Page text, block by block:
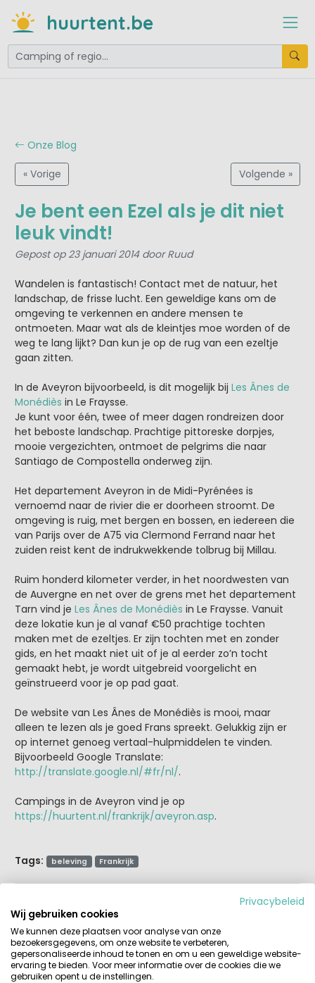
huurtent.be
Onze Blog
« Vorige Volgende »
Je bent een Ezel als je dit niet
leuk vindt!
Gepost op 23 januari 2014 door Ruud
Wandelen is fantastisch! Contact met de natuur, het
landschap, de frisse lucht. Een geweldige kans om de
omgeving te verkennen en andere mensen te
ontmoeten. Maar wat als de kleintjes moe worden of de
weg te lang lijkt? Dan kun je op de rug van een ezeltje
gaan zitten.
In de Aveyron bijvoorbeeld, is dit mogelijk bij Les Ânes de
Monédiès in Le Fraysse.
Je kunt voor één, twee of meer dagen rondreizen door
het beboste landschap. Prachtige pittoreske dorpjes,
mooie vergezichten, ontmoet de pelgrims die naar
Santiago de Compostella onderweg zijn.
Het departement Aveyron in de Midi-Pyrénées is
vernoemd naar de rivier die er doorheen stroomt. De
omgeving is ruig, met bergen en bossen, en iedereen die
van Parijs over de A75 via Clermond Ferrand naar het
zuiden reist kent de indrukwekkende tolbrug bij Millau.
Ruim honderd kilometer verder, in het noordwesten van
de Auvergne en net over de grens met het departement
Tarn vind je Les Ânes de Monédiès in Le Fraysse. Vanuit
deze lokatie kun je al vanaf €50 prachtige tochten
maken met de ezeltjes. Er zijn tochten met en zonder
gids, en het maakt niet uit of je al eerder zo’n tocht
gemaakt hebt, je wordt uitgebreid voorgelicht en
geïnstrueerd voor je op pad gaat.
De website van Les Ânes de Monédiès is mooi, maar
alleen te lezen als je goed Frans spreekt. Gelukkig zijn er
op internet genoeg vertaal-hulpmiddelen te vinden.
Bijvoorbeeld Google Translate:
http://translate.google.nl/#fr/nl/.
Campings in de Aveyron vind je op
https://huurtent.nl/frankrijk/aveyron.asp.
Tags: beleving Frankrijk
Over Ruud
Maak me blij en neem me mee naar een
leuke groene camping, vroeger met
onze eigen tent en later met kinderen
huurden we liever een stacaravan of
Privacybeleid
Wij gebruiken cookies
We kunnen deze plaatsen voor analyse van onze
bezoekersgegevens, om onze website te verbeteren,
gepersonaliseerde inhoud te tonen en om u een geweldige website-
ervaring te bieden. Voor meer informatie over de cookies die we
gebruiken opent u de instellingen.